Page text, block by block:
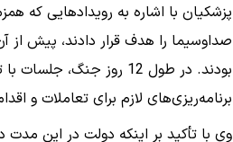
پزشکیان با اشاره به رویدادهایی که
صداوسیما را هدف قرار دادند، پیش از
بودند. در طول 12 روز
برنامه‌ریزی‌های لازم برای تعاملات و
وی با تأکید بر اینکه دولت در این